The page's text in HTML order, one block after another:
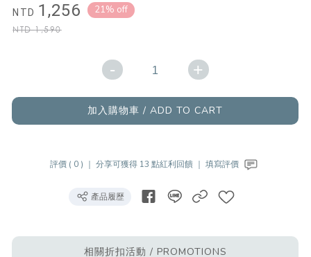
NTD 1,256
NTD1,590
21% off
- +
加入購物車 / ADD TO CART
評價 ( 0 ) ｜分享可獲得 13 點紅利回饋 ｜填寫評價
產品履歷
相關折扣活動 / PROMOTIONS